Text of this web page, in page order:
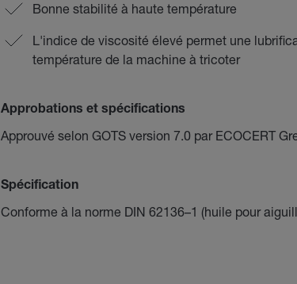
Bonne stabilité à haute température
L'indice de viscosité élevé permet une
température de la machine à tricoter
Approbations et spécifications
Approuvé selon GOTS version 7.0 par ECOCERT
Spécification
Conforme à la norme DIN 62136–1 (huile pour